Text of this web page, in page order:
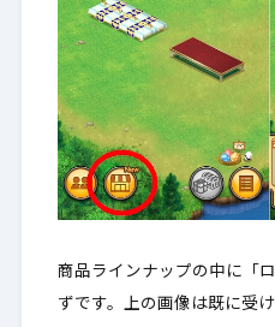
商品ラインナップの中に「
ずです。上の画像は既に受